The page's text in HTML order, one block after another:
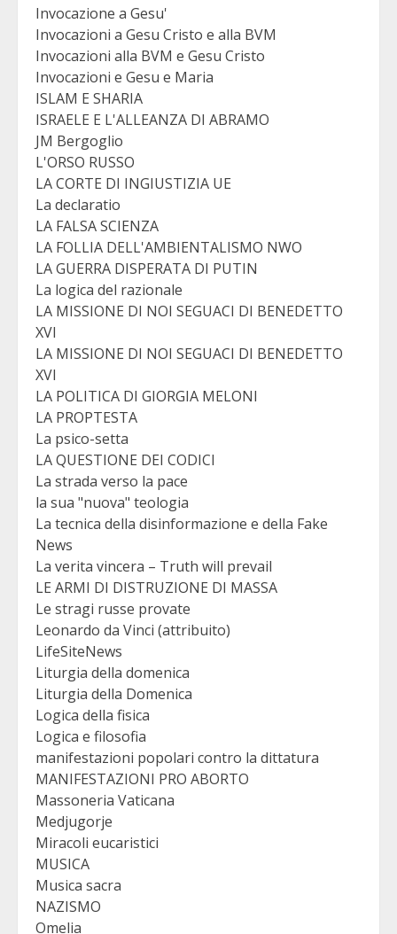
Invocazione a Gesu'
Invocazioni a Gesu Cristo e alla BVM
Invocazioni alla BVM e Gesu Cristo
Invocazioni e Gesu e Maria
ISLAM E SHARIA
ISRAELE E L'ALLEANZA DI ABRAMO
JM Bergoglio
L'ORSO RUSSO
LA CORTE DI INGIUSTIZIA UE
La declaratio
LA FALSA SCIENZA
LA FOLLIA DELL'AMBIENTALISMO NWO
LA GUERRA DISPERATA DI PUTIN
La logica del razionale
LA MISSIONE DI NOI SEGUACI DI BENEDETTO
XVI
LA MISSIONE DI NOI SEGUACI DI BENEDETTO
XVI
LA POLITICA DI GIORGIA MELONI
LA PROPTESTA
La psico-setta
LA QUESTIONE DEI CODICI
La strada verso la pace
la sua "nuova" teologia
La tecnica della disinformazione e della Fake
News
La verita vincera – Truth will prevail
LE ARMI DI DISTRUZIONE DI MASSA
Le stragi russe provate
Leonardo da Vinci (attribuito)
LifeSiteNews
Liturgia della domenica
Liturgia della Domenica
Logica della fisica
Logica e filosofia
manifestazioni popolari contro la dittatura
MANIFESTAZIONI PRO ABORTO
Massoneria Vaticana
Medjugorje
Miracoli eucaristici
MUSICA
Musica sacra
NAZISMO
Omelia